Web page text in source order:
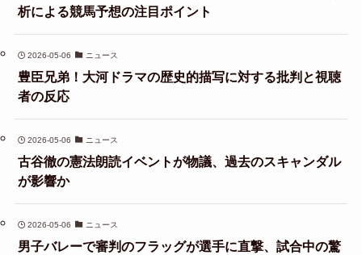
析による競馬予想の注目ポイント
2026-05-06 ニュース
豊臣兄弟！大河ドラマの歴史的描写に対する批判と視聴
者の反応
2026-05-06 ニュース
古谷徹の憲法朗読イベントが物議、過去のスキャンダル
が影響か
2026-05-06 ニュース
男子バレーで審判のフラッグが選手に直撃、試合中の驚